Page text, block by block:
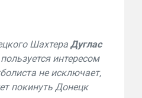
Шахтера Дуглас
интересом
не исключает,
покинуть Донецк